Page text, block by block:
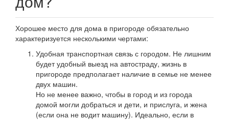
Хорошее место для дома в пригороде обязательно
характеризуется несколькими чертами:
Удобная транспортная связь с городом. Не лишним
будет удобный выезд на автостраду, жизнь в
пригороде предполагает наличие в семье не менее
двух машин.
Но не менее важно, чтобы в город и из города
домой могли добраться и дети, и прислуга, и жена
(если она не водит машину). Идеально, если в